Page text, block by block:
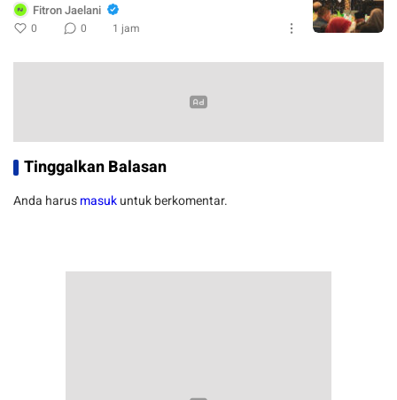
Fitron Jaelani
0 0 1 jam
Tinggalkan Balasan
Anda harusmasukuntuk berkomentar.